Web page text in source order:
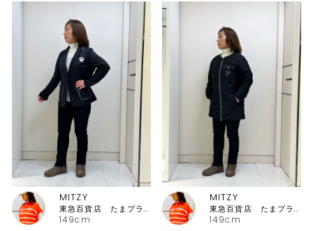
149cm
MITZY
東急百貨店 たまプラーザ店ピッコーネ
149cm
MITZY
東急百貨店 たまプラーザ店ピッコーネ